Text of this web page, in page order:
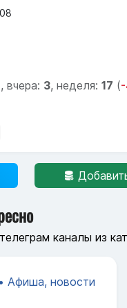
, вчера: 3, неделя: 17 (
каналы из
Афиша, новости